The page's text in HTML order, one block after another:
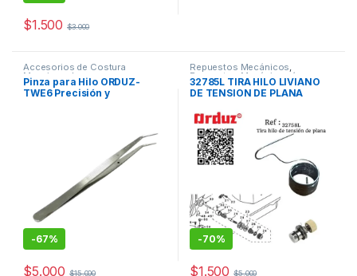
$1.500 $3.000
Accesorios de Costura
Maquinas de coser
Pinza para Hilo ORDUZ-
TWE6 Precisión y
-67%
$5.000 $15.000
Repuestos Mecánicos,
Repuestos Mecánicos /
Accesorios de Costura
32785L TIRA HILO LIVIANO
DE TENSION DE PLANA
-70%
$1.500 $5.000